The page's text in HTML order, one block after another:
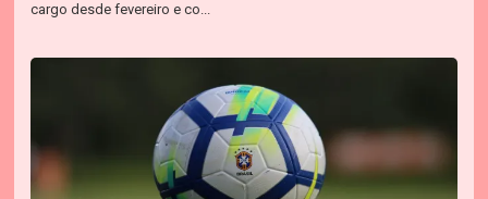
cargo desde fevereiro e co...